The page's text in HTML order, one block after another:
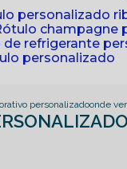
personalizado
rótulo champagne
de refrigerante
personalizado
personalizadoonde